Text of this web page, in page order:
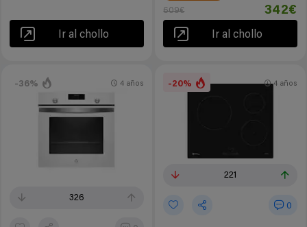
Ir al chollo
609€ 342€
Ir al chollo
-36%
326
4 años -20%
221
0
4 años